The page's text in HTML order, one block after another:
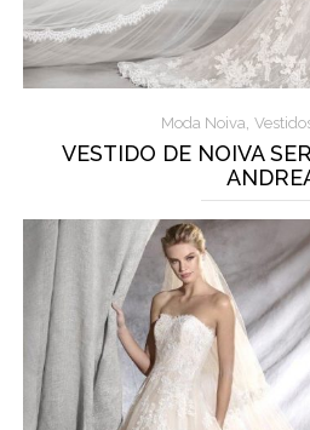
Moda Noiva,
VESTIDO DE NOIVA